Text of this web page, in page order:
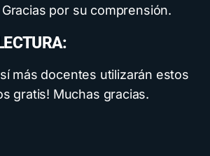
por su comprensión.
más docentes utilizarán estos
gratis! Muchas gracias.